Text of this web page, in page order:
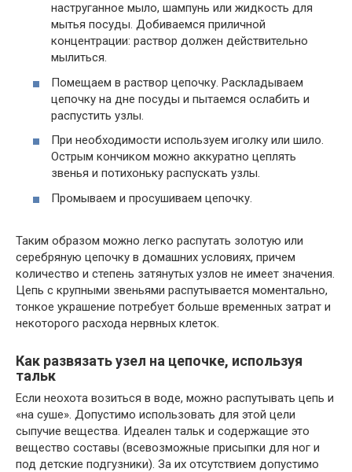
наструганное мыло, шампунь или жидкость для
мытья посуды. Добиваемся приличной
концентрации: раствор должен действительно
мылиться.
Помещаем в раствор цепочку. Раскладываем
цепочку на дне посуды и пытаемся ослабить и
распустить узлы.
При необходимости используем иголку или шило.
Острым кончиком можно аккуратно цеплять
звенья и потихоньку распускать узлы.
Промываем и просушиваем цепочку.
Таким образом можно легко распутать золотую или
серебряную цепочку в домашних условиях, причем
количество и степень затянутых узлов не имеет значения.
Цепь с крупными звеньями распутывается моментально,
тонкое украшение потребует больше временных затрат и
некоторого расхода нервных клеток.
Как развязать узел на цепочке, используя
тальк
Если неохота возиться в воде, можно распутывать цепь и
«на суше». Допустимо использовать для этой цели
сыпучие вещества. Идеален тальк и содержащие это
вещество составы (всевозможные присыпки для ног и
под детские подгузники). За их отсутствием допустимо